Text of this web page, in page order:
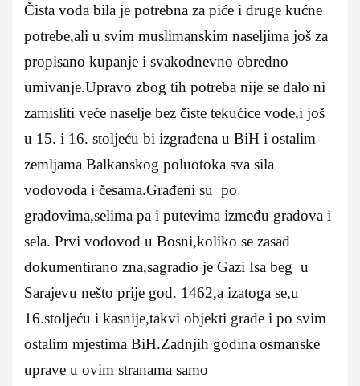
Čista voda bila je potrebna za piće i druge kućne
potrebe,ali u svim muslimanskim naseljima još za
propisano kupanje i svakodnevno obredno
umivanje.Upravo zbog tih potreba nije se dalo ni
zamisliti veće naselje bez čiste tekućice vode,i još
u 15. i 16. stoljeću bi izgrađena u BiH i ostalim
zemljama Balkanskog poluotoka sva sila
vodovoda i česama.Građeni su po
gradovima,selima pa i putevima između gradova i
sela. Prvi vodovod u Bosni,koliko se zasad
dokumentirano zna,sagradio je Gazi Isa beg u
Sarajevu nešto prije god. 1462,a izatoga se,u
16.stoljeću i kasnije,takvi objekti grade i po svim
ostalim mjestima BiH.Zadnjih godina osmanske
uprave u ovim stranama samo